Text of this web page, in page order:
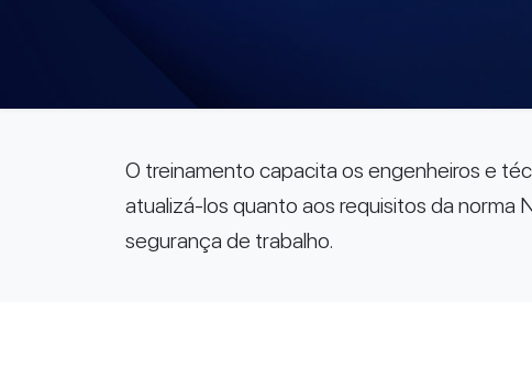
O treinamento capacita os engenheiros e
atualizá-los quanto aos requisitos da norma
segurança de trabalho.